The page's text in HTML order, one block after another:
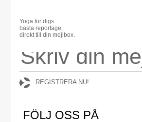
Yoga för digs
bästa reportage,
direkt till din mejlbox.
REGISTRERA NU!
FÖLJ OSS PÅ